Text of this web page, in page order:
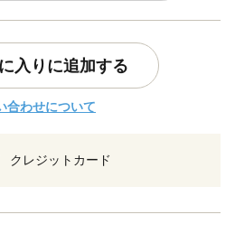
入りに追加する
合わせについて
クレジットカード